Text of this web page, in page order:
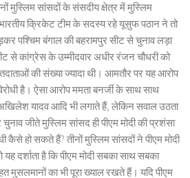
मुस्लिम सांसदों के संसदीय क्षेत्र में मुस्लिम
क्रिकेट टीम के सदस्य रहे यूसुफ पठान ने तो
पश्चिम बंगाल की बहरामपुर सीट से चुनाव लड़ा
से कांग्रेस के उम्मीदवार अधीर रंजन चौधरी को
की संख्या ज्यादा थी। आमतौर पर यह आरोप
है। ऐसा आरोप ममता बनर्जी के साथ साथ
यादव आदि भी लगाते हैं, लेकिन सवाल उठता
जीते मुस्लिम सांसद ही पीएम मोदी की प्रशंसा
कैसे हो सकते हैं? तीनों मुस्लिम सांसदों ने पीएम मोदी
दर्शाता है कि पीएम मोदी सबका साथ सबका
मुसलमानों का भी पूरा ख्याल रखते हैं। यदि पीएम